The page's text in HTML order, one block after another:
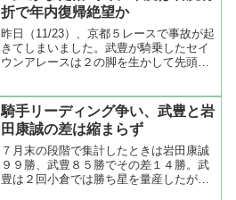
折で年内復帰絶望か
昨日（11/23）、京都５レースで事故が起
きてしまいました。武豊が騎乗したセイ
ウンアレースは２の脚を生かして先頭
走りがおかしくなって武豊は前に投げ出
されるように落馬。先...
騎手リーディング争い、武豊と岩
田康誠の差は縮まらず
７月末の段階で集計したときは岩田康誠
９９勝、武豊８５勝でその差１４勝。武
豊は２回小倉では勝ち星を量産したが３